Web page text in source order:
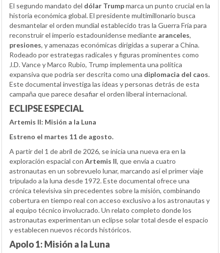
El segundo mandato del dólar Trumpmarca un punto crucial en la
historia económica global. El presidente multimillonario busca
desmantelar el orden mundial establecido tras la Guerra Fría para
reconstruir el imperio estadounidense mediante aranceles,
presiones, y amenazas económicas dirigidas a superar a China.
Rodeado por estrategas radicales y figuras prominentes como
J.D. Vance y Marco Rubio, Trump implementa una política
expansiva que podría ser descrita como una diplomacia del caos.
Este documental investiga las ideas y personas detrás de esta
campaña que parece desafiar el orden liberal internacional.
ECLIPSE ESPECIAL
Artemis II: Misión a la Luna
Estreno el martes 11 de agosto.
A partir del 1 de abril de 2026, se inicia una nueva era en la
exploración espacial con Artemis II, que envía a cuatro
astronautas en un sobrevuelo lunar, marcando así el primer viaje
tripulado a la luna desde 1972. Este documental ofrece una
crónica televisiva sin precedentes sobre la misión, combinando
cobertura en tiempo real con acceso exclusivo a los astronautas y
al equipo técnico involucrado. Un relato completo donde los
astronautas experimentan un eclipse solar total desde el espacio
y establecen nuevos récords históricos.
Apolo 1: Misión a la Luna